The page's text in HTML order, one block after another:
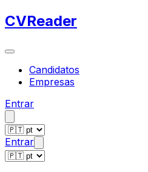
CVReader
Candidatos
Empresas
Entrar
Entrar